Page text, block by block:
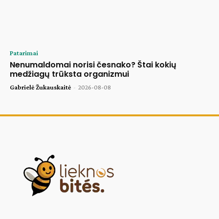
Patarimai
Nenumaldomai norisi česnako? Štai kokių
medžiagų trūksta organizmui
Gabrielė Žukauskaitė - 2026-08-08